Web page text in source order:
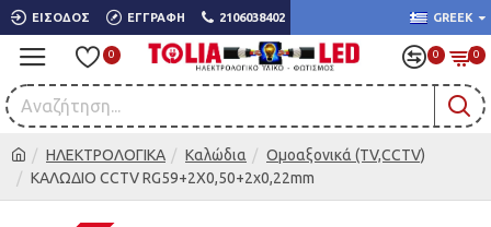
ΕΊΣΟΔΟΣ ΕΓΓΡΑΦΉ 2106038402 GREEK
0 0 0
ΗΛΕΚΤΡΟΛΟΓΙΚΑ Καλώδια
Ομοαξονικά (TV,CCTV)
ΚΑΛΩΔΙΟ CCTV RG59+2X0,50+2x0,22mm